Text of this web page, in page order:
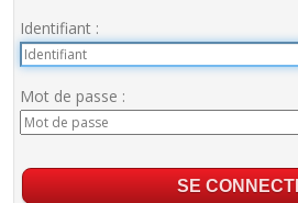
Identifiant :
Mot de passe :